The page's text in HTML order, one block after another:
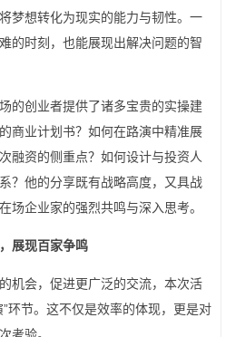
梦想转化为现实的能力与韧性。一
的时刻，也能展现出解决问题的智
的创业者提供了诸多宝贵的实操建
商业计划书？如何在路演中精准展
融资的侧重点？如何设计与投资人
？他的分享既有战略高度，又具战
场企业家的强烈共鸣与深入思考。
展现百家争鸣
机会，促进更广泛的交流，本次活
环节。这不仅是效率的体现，更是对
考验。